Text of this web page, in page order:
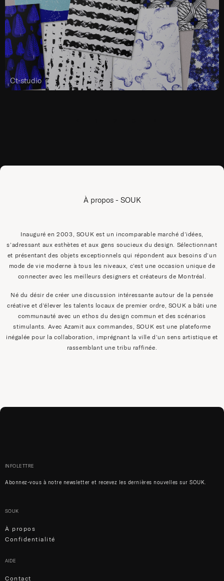
Ct•studio
À propos - SOUK
Inauguré en 2003, SOUK est un incomparable marché d’idées,
s’adressant aux esthètes et aux gens soucieux du design. Sélectionnant
et présentant des objets exceptionnels qui répondent aux besoins d’un
mode de vie moderne à tous les niveaux, c’est une occasion unique de
connecter avec les meilleurs designers et créateurs de Montréal.
Né du désir de créer une discussion intéressante autour de la pensée
créative et d’élever les talents locaux de premier ordre, SOUK a bâti une
communauté avec un ethos du design commun et des scénarios
stimulants. Avec Azamit aux commandes, SOUK est une plateforme
inégalée pour la collaboration, imprégnant la ville d’un sens artistique et
rassemblant une tribu raffinée.
INFOLETTRE
Abonnez-vous à notre newsletter et recevez les dernières nouvelles sur SOUK.
SOUK
À propos
Confidentialité
AIDE
Contact